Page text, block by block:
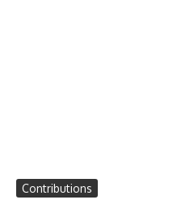
Contributions